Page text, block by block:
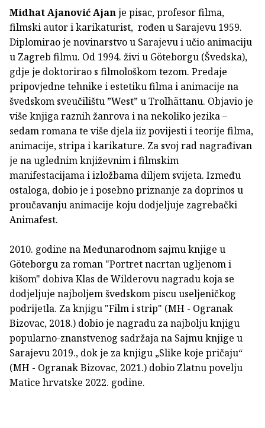
Midhat Ajanović Ajanje pisac, profesor filma,
filmski autor i karikaturist, rođen u Sarajevu 1959.
Diplomirao je novinarstvo u Sarajevu i učio animaciju
u Zagreb filmu. Od 1994. živi u Göteborgu (Švedska),
gdje je doktorirao s filmološkom tezom. Predaje
pripovjedne tehnike i estetiku filma i animacije na
švedskom sveučilištu ”West” u Trolhättanu. Objavio je
više knjiga raznih žanrova i na nekoliko jezika –
sedam romana te više djela iiz povijesti i teorije filma,
animacije, stripa i karikature. Za svoj rad nagrađivan
je na uglednim književnim i filmskim
manifestacijama i izložbama diljem svijeta. Između
ostaloga, dobio je i posebno priznanje za doprinos u
proučavanju animacije koju dodjeljuje zagrebački
Animafest.
2010. godine na Međunarodnom sajmu knjige u
Göteborgu za roman "Portret nacrtan ugljenom i
kišom" dobiva Klas de Wilderovu nagradu koja se
dodjeljuje najboljem švedskom piscu useljeničkog
podrijetla. Za knjigu "Film i strip" (MH - Ogranak
Bizovac, 2018.) dobio je nagradu za najbolju knjigu
popularno-znanstvenog sadržaja na Sajmu knjige u
Sarajevu 2019., dok je za knjigu „Slike koje pričaju“
(MH - Ogranak Bizovac, 2021.) dobio Zlatnu povelju
Matice hrvatske 2022. godine.